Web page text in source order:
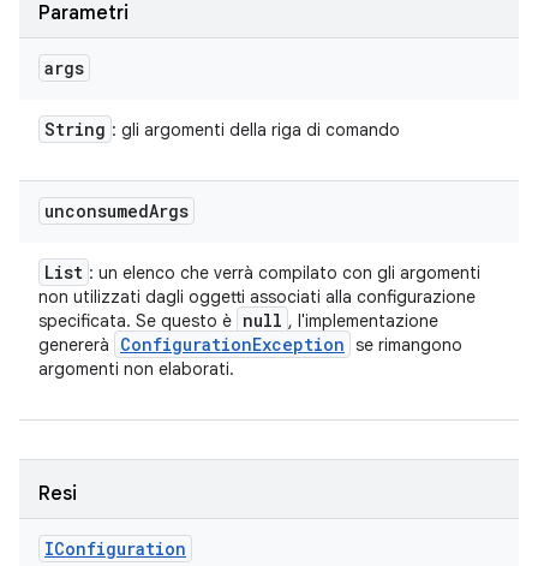
Parametri
args
String : gli argomenti della riga di comando
unconsumedArgs
List : un elenco che verrà compilato con gli argomenti
non utilizzati dagli oggetti associati alla configurazione
specificata. Se questo è null , l'implementazione
genererà
ConfigurationException se rimangono
argomenti non elaborati.
Resi
IConfiguration